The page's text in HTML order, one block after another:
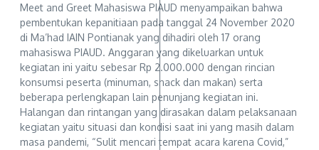
Meet and Greet Mahasiswa PIAUD menyampaikan bahwa
pembentukan kepanitiaan pada tanggal 24 November 2020
di Ma’had IAIN Pontianak yang dihadiri oleh 17 orang
mahasiswa PIAUD. Anggaran yang dikeluarkan untuk
kegiatan ini yaitu sebesar Rp 2.000.000 dengan rincian
konsumsi peserta (minuman, snack dan makan) serta
beberapa perlengkapan lain penunjang kegiatan ini.
Halangan dan rintangan yang dirasakan dalam pelaksanaan
kegiatan yaitu situasi dan kondisi saat ini yang masih dalam
masa pandemi, “Sulit mencari tempat acara karena Covid,”